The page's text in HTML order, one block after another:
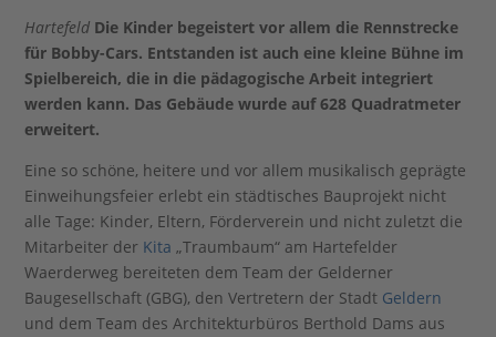
Hartefeld Die Kinder begeistert vor allem die Rennstrecke
für Bobby-Cars. Entstanden ist auch eine kleine Bühne im
Spielbereich, die in die pädagogische Arbeit integriert
werden kann. Das Gebäude wurde auf 628 Quadratmeter
erweitert.
Eine so schöne, heitere und vor allem musikalisch geprägte
Einweihungsfeier erlebt ein städtisches Bauprojekt nicht
alle Tage: Kinder, Eltern, Förderverein und nicht zuletzt die
Mitarbeiter der Kita „Traumbaum“ am Har­tefelder
Waerderweg bereiteten dem Team der Gelderner
Baugesellschaft (GBG), den Vertretern der Stadt Geldern
und dem Team des Architekturbüros Berthold Dams aus